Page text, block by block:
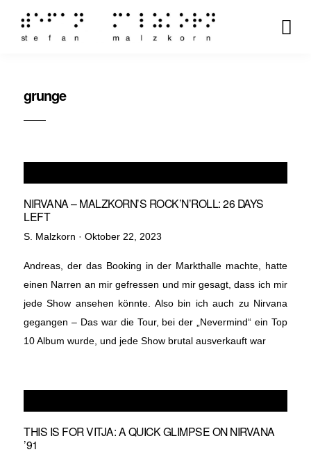
grunge
NIRVANA – MALZKORN’S ROCK’N’ROLL: 26 DAYS
LEFT
S. Malzkorn · Veröffentlicht
Oktober 22, 2023
Andreas, der das Booking in der Markthalle machte, hatte
einen Narren an mir gefressen und mir gesagt, dass ich mir
jede Show ansehen könnte. Also bin ich auch zu Nirvana
gegangen – Das war die Tour, bei der „Nevermind“ ein Top
10 Album wurde, und jede Show brutal ausverkauft war
THIS IS FOR VITJA: A QUICK GLIMPSE ON NIRVANA
’91